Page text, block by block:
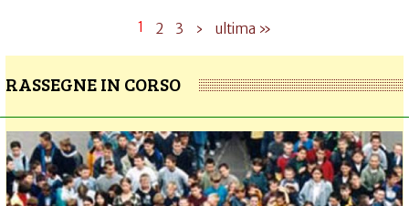
1 2 3 › ultima »
RASSEGNE IN CORSO